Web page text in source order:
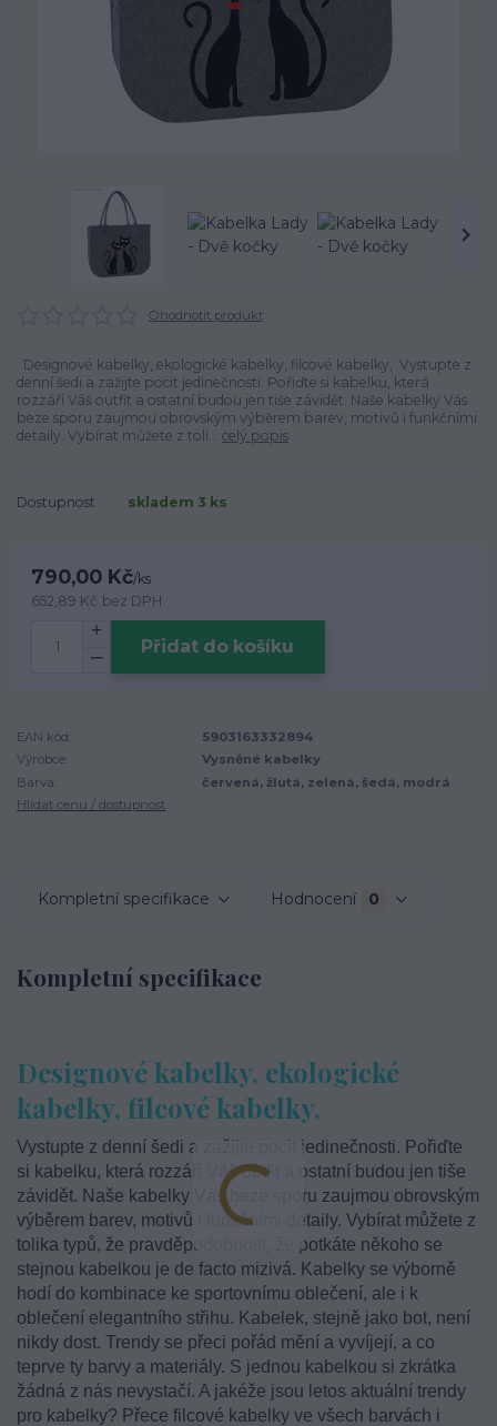
Ohodnotit produkt
Designové kabelky, ekologické kabelky, filcové kabelky, Vystupte z
denní šedi a zažijte pocit jedinečnosti. Pořiďte si kabelku, která
rozzáří Váš outfit a ostatní budou jen tiše závidět. Naše kabelky Vás
beze sporu zaujmou obrovským výběrem barev, motivů i funkčními
detaily. Vybírat můžete z toli... celý popis
Dostupnost skladem 3 ks
790,00 Kč/ks
652,89 Kč bez DPH
Přidat do košíku
EAN kód:
5903163332894
Výrobce:
Vysněné kabelky
Barva:
červená, žlutá, zelená, šedá, modrá
Hlídat cenu / dostupnost
Kompletní specifikace Hodnocení 0
Kompletní specifikace
Designové kabelky, ekologické
kabelky, filcové kabelky,
Vystupte z denní šedi a zažijte pocit jedinečnosti. Pořiďte
si kabelku, která rozzáří Váš outfit a ostatní budou jen tiše
závidět. Naše kabelky Vás beze sporu zaujmou obrovským
výběrem barev, motivů i funkčními detaily. Vybírat můžete z
tolika typů, že pravděpodobnost, že potkáte někoho se
stejnou kabelkou je de facto mizivá. Kabelky se výborně
hodí do kombinace ke sportovnímu oblečení, ale i k
oblečení elegantního střihu. Kabelek, stejně jako bot, není
nikdy dost. Trendy se přeci pořád mění a vyvíjejí, a co
teprve ty barvy a materiály. S jednou kabelkou si zkrátka
žádná z nás nevystačí. A jakéže jsou letos aktuální trendy
pro kabelky? Přece filcové kabelky ve všech barvách i